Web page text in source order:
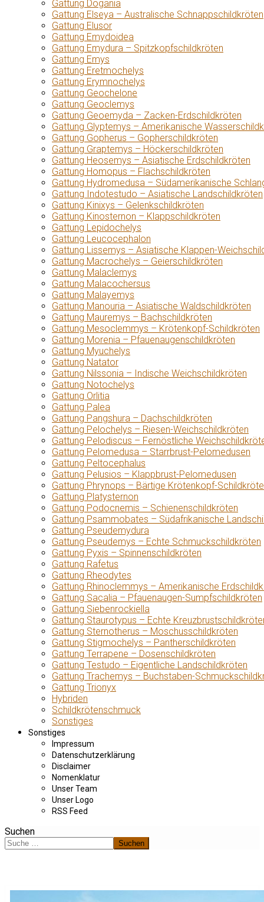
Gattung Dogania
Gattung Elseya – Australische Schnappschildkröten
Gattung Elusor
Gattung Emydoidea
Gattung Emydura – Spitzkopfschildkröten
Gattung Emys
Gattung Eretmochelys
Gattung Erymnochelys
Gattung Geochelone
Gattung Geoclemys
Gattung Geoemyda – Zacken-Erdschildkröten
Gattung Glyptemys – Amerikanische
Gattung Gopherus – Gopherschildkröten
Gattung Graptemys – Höckerschildkröten
Gattung Heosemys – Asiatische Erdschildkröten
Gattung Homopus – Flachschildkröten
Gattung Hydromedusa – Südamerikanische
Gattung Indotestudo – Asiatische Landschildkröten
Gattung Kinixys – Gelenkschildkröten
Gattung Kinosternon – Klappschildkröten
Gattung Lepidochelys
Gattung Leucocephalon
Gattung Lissemys – Asiatische Klappen-
Gattung Macrochelys – Geierschildkröten
Gattung Malaclemys
Gattung Malacochersus
Gattung Malayemys
Gattung Manouria – Asiatische Waldschildkröten
Gattung Mauremys – Bachschildkröten
Gattung Mesoclemmys – Krötenkopf-Schildkröten
Gattung Morenia – Pfauenaugenschildkröten
Gattung Myuchelys
Gattung Natator
Gattung Nilssonia – Indische Weichschildkröten
Gattung Notochelys
Gattung Orlitia
Gattung Palea
Gattung Pangshura – Dachschildkröten
Gattung Pelochelys – Riesen-Weichschildkröten
Gattung Pelodiscus – Fernöstliche
Gattung Pelomedusa – Starrbrust-Pelomedusen
Gattung Peltocephalus
Gattung Pelusios – Klappbrust-Pelomedusen
Gattung Phrynops – Bärtige Krötenkopf-
Gattung Platysternon
Gattung Podocnemis – Schienenschildkröten
Gattung Psammobates – Südafrikanische
Gattung Pseudemydura
Gattung Pseudemys – Echte Schmuckschildkröten
Gattung Pyxis – Spinnenschildkröten
Gattung Rafetus
Gattung Rheodytes
Gattung Rhinoclemmys – Amerikanische
Gattung Sacalia – Pfauenaugen-Sumpfschildkröten
Gattung Siebenrockiella
Gattung Staurotypus – Echte
Gattung Sternotherus – Moschusschildkröten
Gattung Stigmochelys – Pantherschildkröten
Gattung Terrapene – Dosenschildkröten
Gattung Testudo – Eigentliche Landschildkröten
Gattung Trachemys – Buchstaben-
Gattung Trionyx
Hybriden
Schildkrötenschmuck
Sonstiges
Sonstiges
Impressum
Datenschutzerklärung
Disclaimer
Nomenklatur
Unser Team
Unser Logo
RSS Feed
Suchen
Suchen